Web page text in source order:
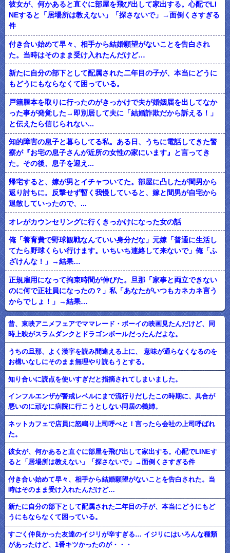
彼女が、何かあると直ぐに部屋を飛び出して家出する。心配でLI
NEすると「居場所は教えない」「探さないで」→面倒くさすぎる
件
付き合い始めて早々、相手から結婚願望がないことを告白され
た。当時はそのまま受け入れたんだけど…
新たに自分の部下として配属された二年目の子が、本当にどうに
もどうにもならなくて困っている。
戸籍謄本を取りに行ったのがきっかけで夫が婚姻届を出してなか
った事が発覚した→即別居して夫に「結婚詐欺だから訴える！」
と伝えたら信じられない...
知的障害の息子と暮らしてる私。ある日、うちに電話してきた警
察が『お宅の息子さんが近所の女性の家にいます』と言ってき
た。その後、息子を迎え...
帰宅すると、嫁が男とイチャついてた。部屋に凸したが間男から
返り討ちに。反撃せず暫く我慢していると、嫁と間男が自宅から
退散していったので、...
オレがカウンセリングに行くきっかけになった女の話
俺「養育費で野球観戦なんていい身分だな」元嫁「普通に生活し
てたら野球くらい行けます。いちいち連絡して来ないで」俺「ふ
ざけんな！」→結果…
正規雇用になって拘束時間が伸びた。旦那「家事と両立できない
のに何で正社員になったの？」私「あなたがいつもカネカネ言う
からでしょ！」→結果…
昔、東映アニメフェアでママレード・ボーイの映画見たんだけど、同
時上映がスラムダンクとドラゴンボールだったんだよな。
うちの旦那、よく漢字を読み間違える上に、 意味が通らなくなるのを
お構いなしにそのまま無理やり読もうとする。
知り合いに読点を使いすぎだと指摘されてしまいました。
インフルエンザが警戒レベルにまで流行りだしたこの時期に、具合が
悪いのに頑なに病院に行こうとしない同居の義姉。
ネットカフェで店員に怒鳴り上司呼べと！言ったら会社の上司呼ばれ
た。
彼女が、何かあると直ぐに部屋を飛び出して家出する。心配でLINEす
ると「居場所は教えない」「探さないで」→面倒くさすぎる件
付き合い始めて早々、相手から結婚願望がないことを告白された。当
時はそのまま受け入れたんだけど…
新たに自分の部下として配属された二年目の子が、本当にどうにもど
うにもならなくて困っている。
すごく仲良かった友達のイジリが辛すぎる… イジリにはいろんな種類
があったけど、1番キツかったのが・・・